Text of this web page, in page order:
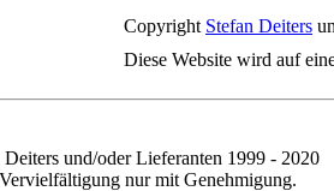
Copyright Stefan Deiters
Diese Website wird auf
und/oder Lieferanten 1999 - 2020
nur mit Genehmigung.